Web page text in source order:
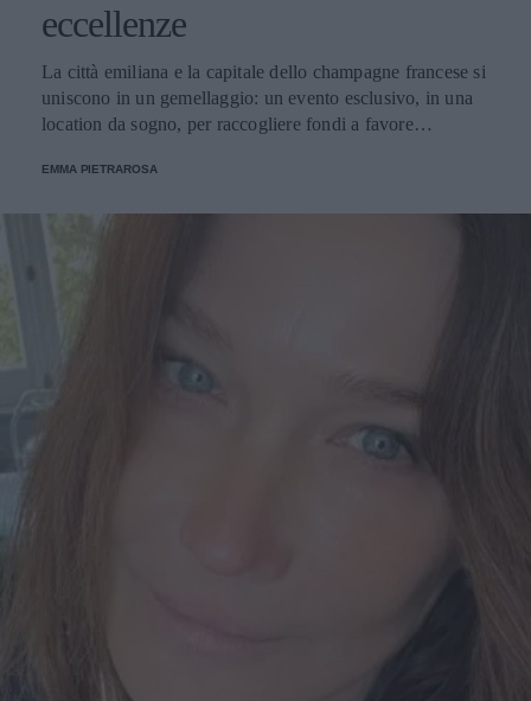
eccellenze
La città emiliana e la capitale dello champagne francese si
uniscono in un gemellaggio: un evento esclusivo, in una
location da sogno, per raccogliere fondi a favore
EMMA PIETRAROSA